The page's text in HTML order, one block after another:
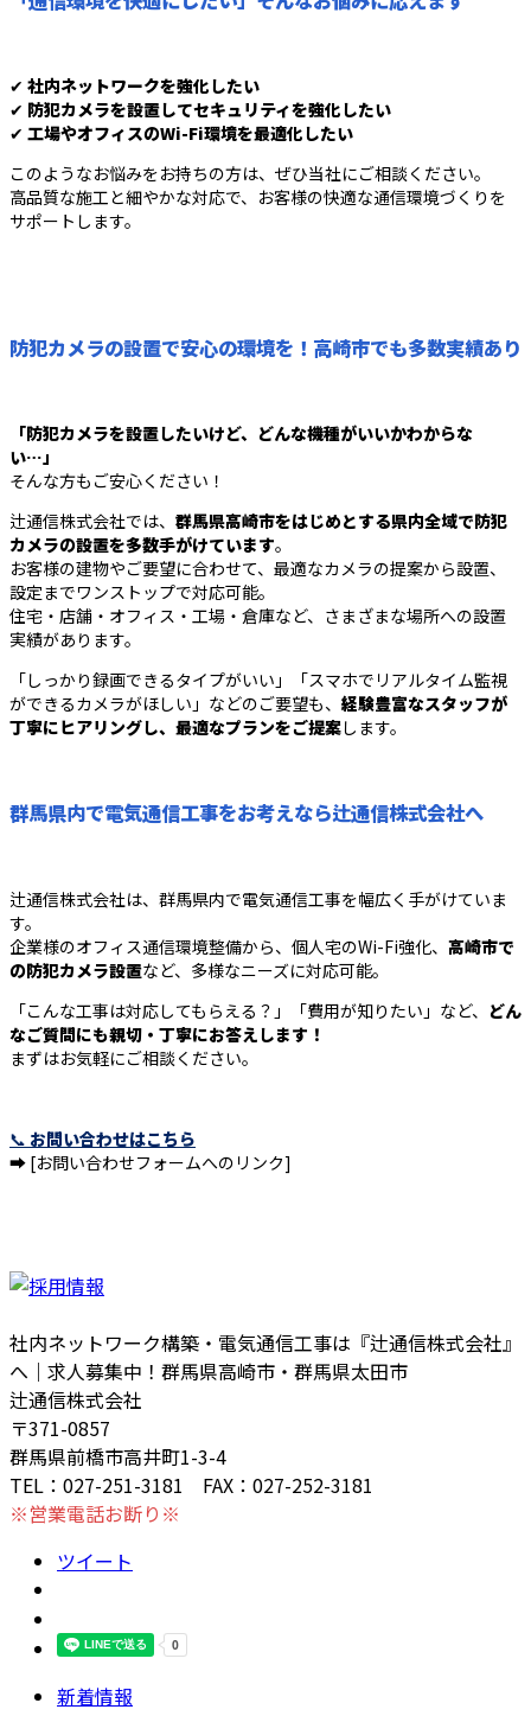
✔ 社内ネットワークを強化したい
✔ 防犯カメラを設置してセキュリティを強化したい
✔ 工場やオフィスのWi-Fi環境を最適化したい
このようなお悩みをお持ちの方は、ぜひ当社にご相談ください。
高品質な施工と細やかな対応で、お客様の快適な通信環境づくりを
サポートします。
防犯カメラの設置で安心の環境を！高崎市でも多数実績あり
「防犯カメラを設置したいけど、どんな機種がいいかわからな
い…」
そんな方もご安心ください！
辻通信株式会社では、 群馬県高崎市をはじめとする県内全域で防犯
カメラの設置を多数手がけています。
お客様の建物やご要望に合わせて、最適なカメラの提案から設置、
設定までワンストップで対応可能。
住宅・店舗・オフィス・工場・倉庫など、さまざまな場所への設置
実績があります。
「しっかり録画できるタイプがいい」「スマホでリアルタイム監視
ができるカメラがほしい」などのご要望も、 経験豊富なスタッフが
丁寧にヒアリングし、最適なプランをご提案します。
群馬県内で電気通信工事をお考えなら辻通信株式会社へ
辻通信株式会社は、群馬県内で電気通信工事を幅広く手がけていま
す。
企業様のオフィス通信環境整備から、個人宅のWi-Fi強化、 高崎市で
の防犯カメラ設置など、多様なニーズに対応可能。
「こんな工事は対応してもらえる？」「費用が知りたい」など、 どん
なご質問にも親切・丁寧にお答えします！
まずはお気軽にご相談ください。
📞 お問い合わせはこちら
➡ [お問い合わせフォームへのリンク]
社内ネットワーク構築・電気通信工事は『辻通信株式会社』
へ｜求人募集中！群馬県高崎市・群馬県太田市
辻通信株式会社
〒371-0857
群馬県前橋市高井町1-3-4
TEL：027-251-3181 FAX：027-252-3181
※営業電話お断り※
ツイート
新着情報